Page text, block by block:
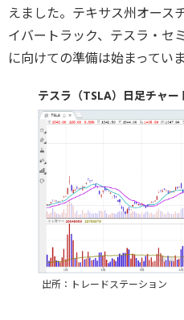
えました。テキサス州オース
イバートラック、テスラ・セ
に向けての準備は始まっていま
テスラ（TSLA）日足チャー
出所：トレードステーション